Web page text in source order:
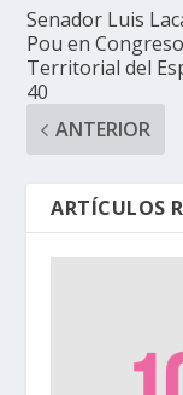
Senador Luis
Pou en Congreso
Territorial del
40
ANTERIOR
ARTÍCULOS